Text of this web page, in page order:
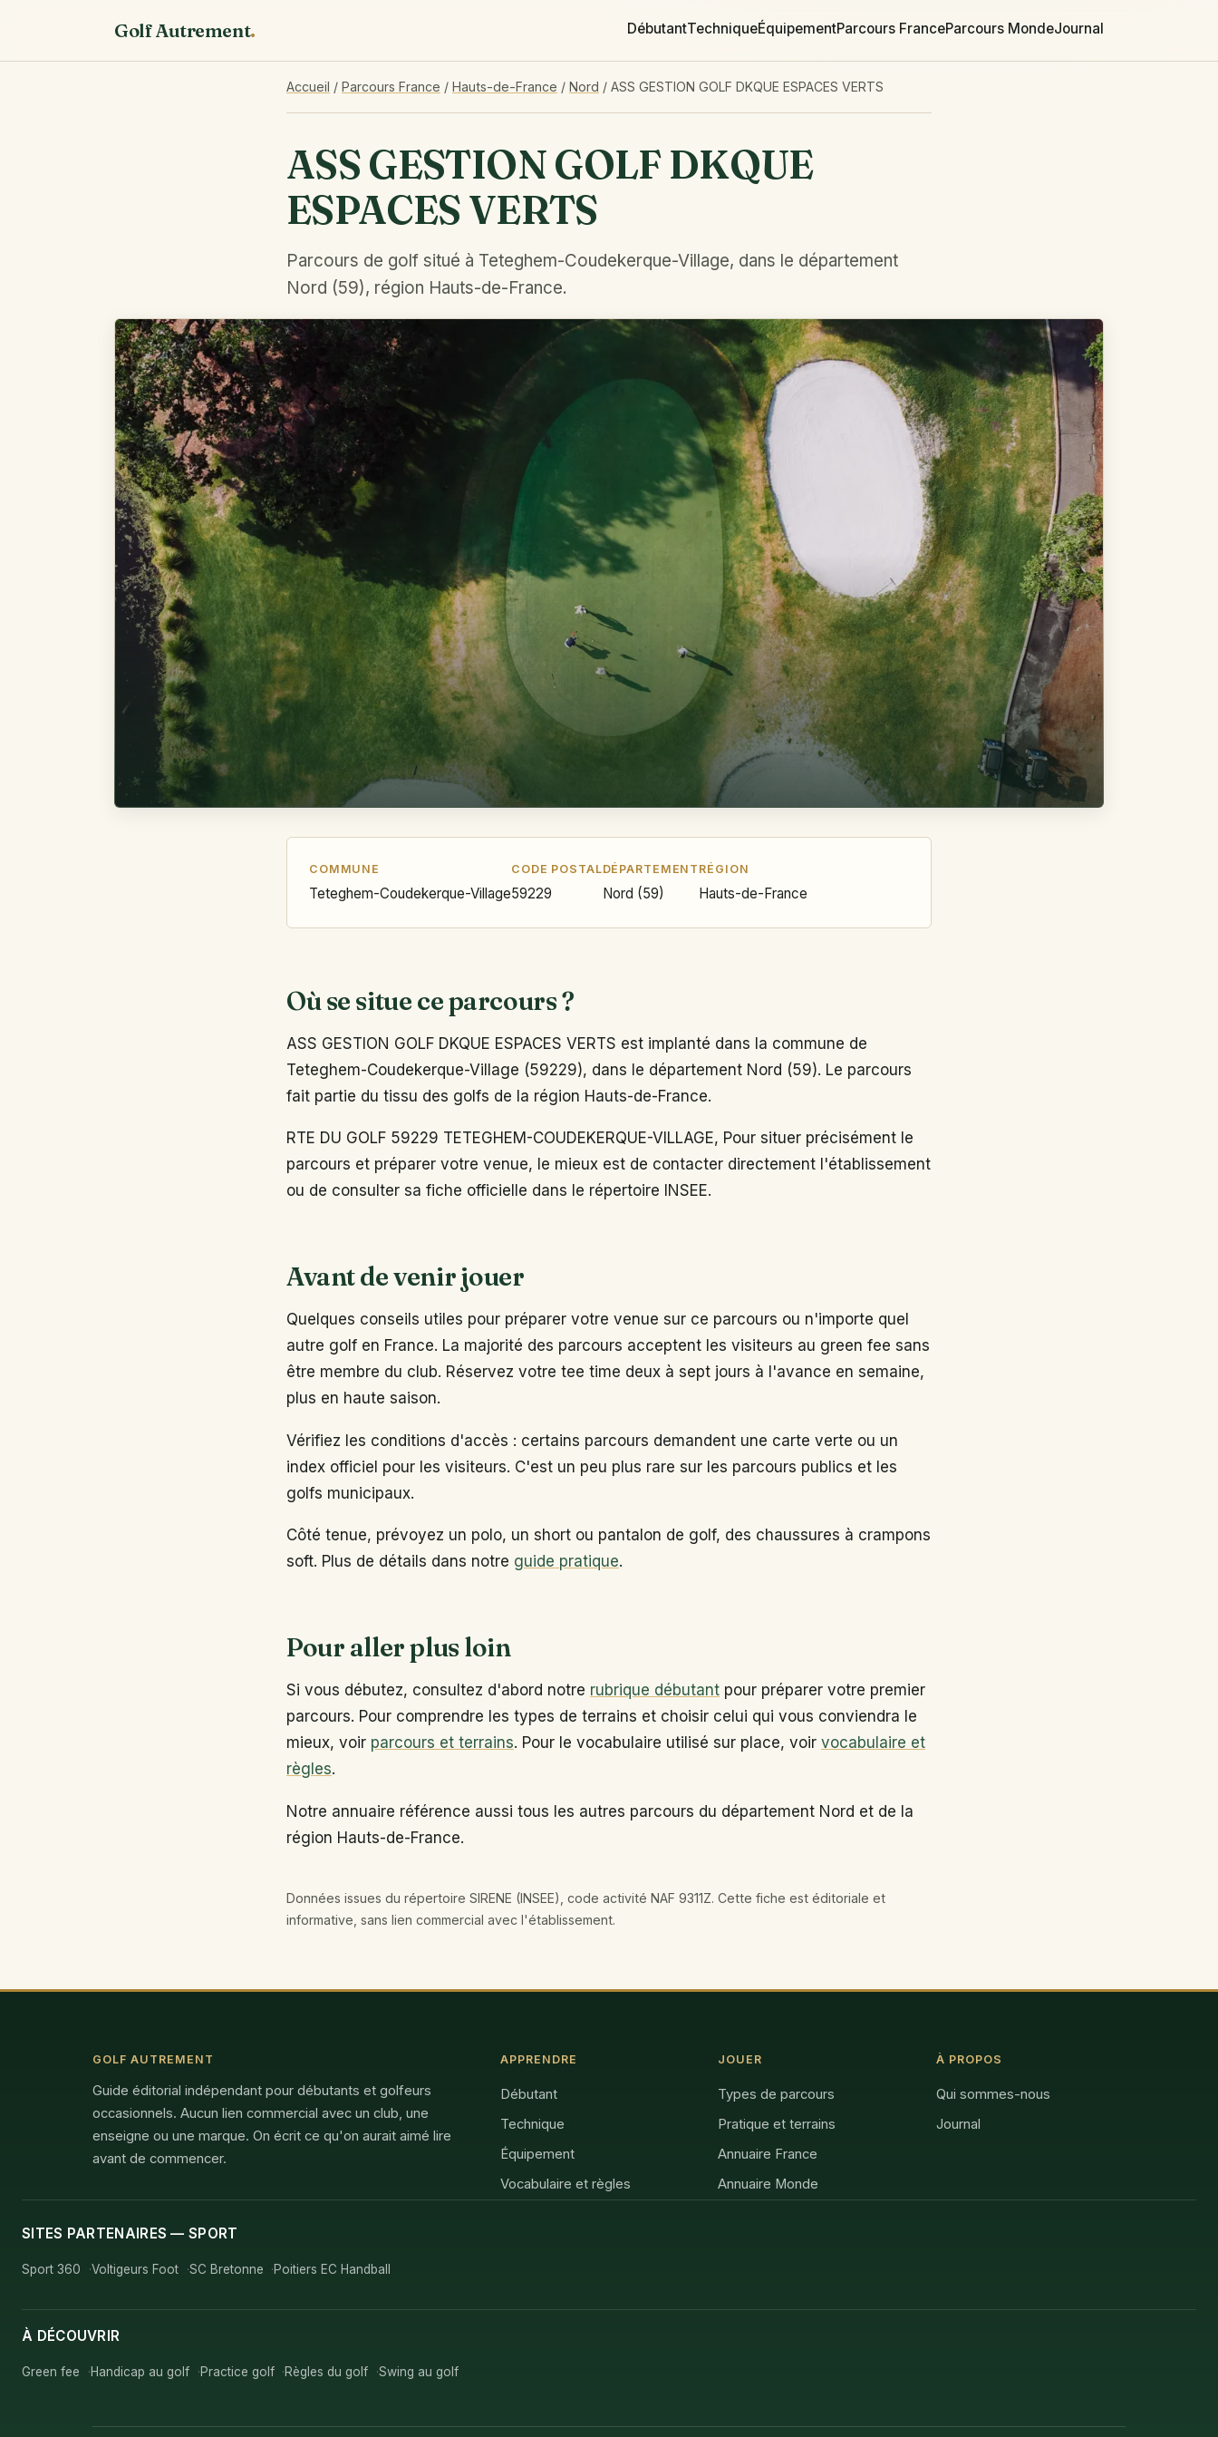
Golf Autrement. DébutantTechniqueÉquipementParcours FranceParcours MondeJournal
Accueil / Parcours France / Hauts-de-France / Nord / ASS GESTION GOLF DKQUE ESPACES VERTS
ASS GESTION GOLF DKQUE
ESPACES VERTS
Parcours de golf situé à Teteghem-Coudekerque-Village, dans le département
Nord (59), région Hauts-de-France.
COMMUNE
Teteghem-Coudekerque-Village
CODE POSTAL
59229
DÉPARTEMENT
Nord (59)
RÉGION
Hauts-de-France
Où se situe ce parcours ?
ASS GESTION GOLF DKQUE ESPACES VERTS est implanté dans la commune de
Teteghem-Coudekerque-Village (59229), dans le département Nord (59). Le parcours
fait partie du tissu des golfs de la région Hauts-de-France.
RTE DU GOLF 59229 TETEGHEM-COUDEKERQUE-VILLAGE, Pour situer précisément le
parcours et préparer votre venue, le mieux est de contacter directement l'établissement
ou de consulter sa fiche officielle dans le répertoire INSEE.
Avant de venir jouer
Quelques conseils utiles pour préparer votre venue sur ce parcours ou n'importe quel
autre golf en France. La majorité des parcours acceptent les visiteurs au green fee sans
être membre du club. Réservez votre tee time deux à sept jours à l'avance en semaine,
plus en haute saison.
Vérifiez les conditions d'accès : certains parcours demandent une carte verte ou un
index officiel pour les visiteurs. C'est un peu plus rare sur les parcours publics et les
golfs municipaux.
Côté tenue, prévoyez un polo, un short ou pantalon de golf, des chaussures à crampons
soft. Plus de détails dans notre guide pratique.
Pour aller plus loin
Si vous débutez, consultez d'abord notre rubrique débutant pour préparer votre premier
parcours. Pour comprendre les types de terrains et choisir celui qui vous conviendra le
mieux, voir parcours et terrains. Pour le vocabulaire utilisé sur place, voir vocabulaire et
règles.
Notre annuaire référence aussi tous les autres parcours du département Nord et de la
région Hauts-de-France.
Données issues du répertoire SIRENE (INSEE), code activité NAF 9311Z. Cette fiche est éditoriale et
informative, sans lien commercial avec l'établissement.
GOLF AUTREMENT
Guide éditorial indépendant pour débutants et golfeurs
occasionnels. Aucun lien commercial avec un club, une
enseigne ou une marque. On écrit ce qu'on aurait aimé lire
avant de commencer.
APPRENDRE
Débutant
Technique
Équipement
Vocabulaire et règles
JOUER
Types de parcours
Pratique et terrains
Annuaire France
Annuaire Monde
À PROPOS
Qui sommes-nous
Journal
SITES PARTENAIRES — SPORT
Sport 360 Voltigeurs Foot SC Bretonne Poitiers EC Handball
À DÉCOUVRIR
Green fee Handicap au golf Practice golf Règles du golf Swing au golf